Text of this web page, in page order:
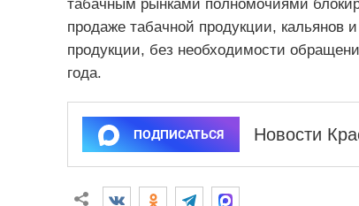
табачным рынками полномочиями
продаже табачной продукции, кальянов
продукции, без необходимости
года.
ПОДПИСАТЬСЯ Новости